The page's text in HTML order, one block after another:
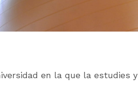
en la que la estudies y